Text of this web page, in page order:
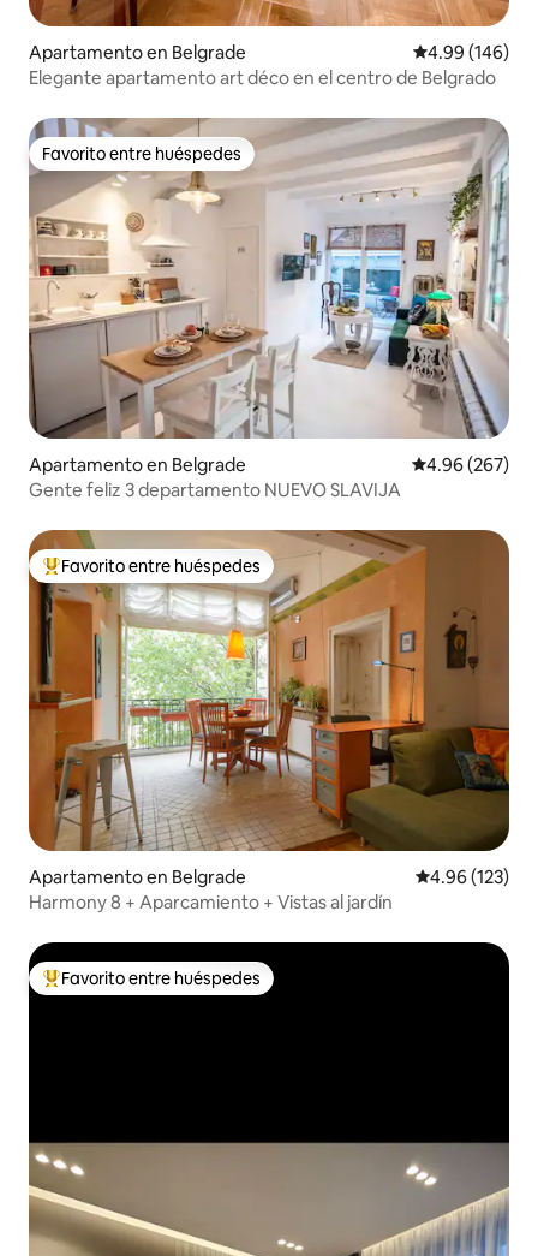
Apartamento en Belgrade Calificación
4.99 (146)
Elegante apartamento art déco en el centro de Belgrado
Favorito entre huéspedes
Favorito entre huéspedes
Apartamento en Belgrade Calificación
4.96 (267)
Gente feliz 3 departamento NUEVO SLAVIJA
Favorito entre huéspedes preferido
Favorito entre huéspedes
Apartamento en Belgrade Calificación
4.96 (123)
Harmony 8 + Aparcamiento + Vistas al jardín
Favorito entre huéspedes preferido
Favorito entre huéspedes